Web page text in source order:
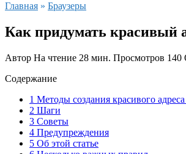
Главная » Браузеры
Как придумать красивый
Автор На чтение 28 мин. Просмотров 140
Содержание
1 Методы создания красивого
2 Шаги
3 Советы
4 Предупреждения
5 Об этой статье